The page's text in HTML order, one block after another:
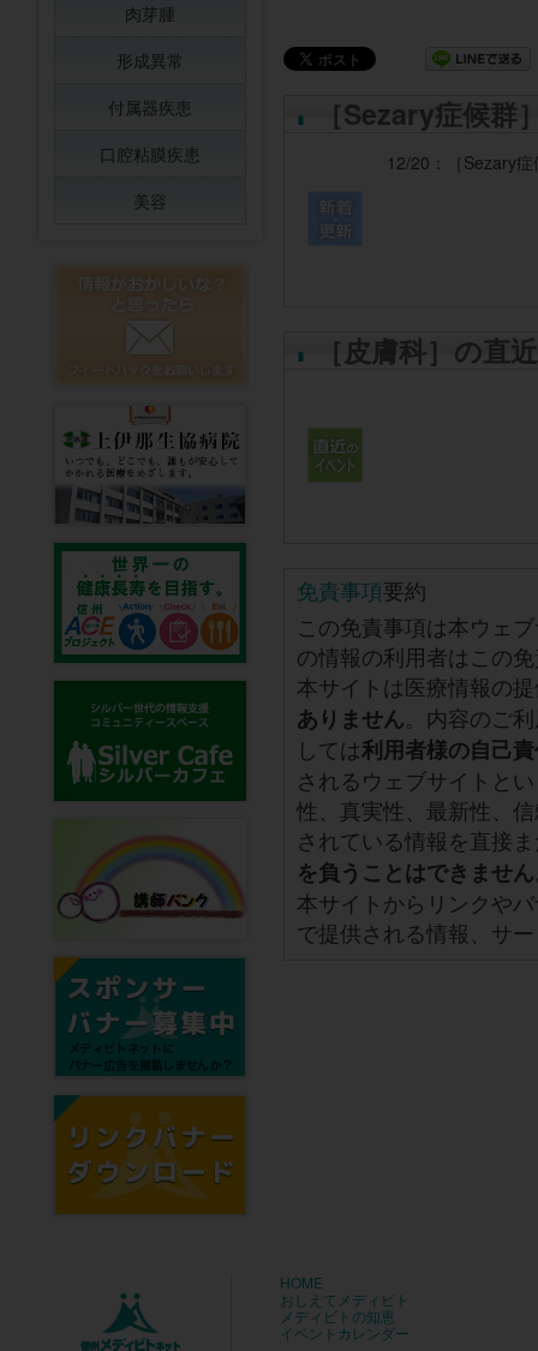
［Sezary症候群
12/20： ［Sezary
［皮膚科］の直
免責事項要約
この免責事項は本ウェ
の情報の利用者はこの
本サイトは医療情報の
ありません。内容のご
しては利用者様の自己
されるウェブサイトと
性、真実性、最新性、
されている情報を直接
を負うことはできません
本サイトからリンクや
で提供される情報、サ
肉芽腫
形成異常
付属器疾患
口腔粘膜疾患
美容
HOME
おしえてメディビト
メディビトの知恵
イベントカレンダー